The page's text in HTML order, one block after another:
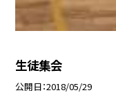
生徒集会
公開日 2018/05/29